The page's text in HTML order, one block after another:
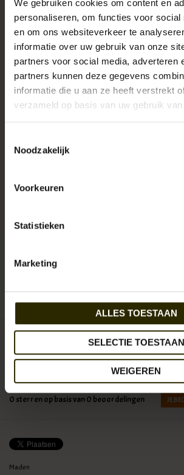
We gebruiken cookies om content en
personaliseren, om functies voor social
en om ons websiteverkeer te
informatie over uw gebruik van onze
partners voor social media, adverteren
partners kunnen deze gegevens
informatie die u aan ze heeft verstrekt
verzameld op basis van uw gebruik
Noodzakelijk
Voorkeuren
Statistieken
Marketing
ALLES TOESTAAN
SELECTIE TOESTAAN
WEIGEREN
Het Maden 1937 Stone Wash Blue Wabash Work
door:
Stof: wabash denim uit 70% katoen en 30%
In vintage look stonewash.
Met 2 borstzakken en doorlopende
Beschikbaarheid:
Maat:*
€99,95
JE
0 sterren op basis van0 beoordelingen
Maden